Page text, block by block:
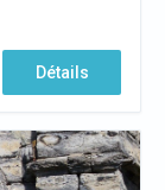
Détails